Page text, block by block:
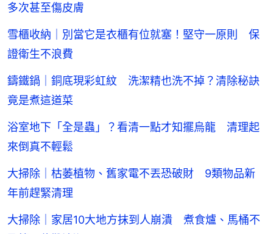
多次甚至傷皮膚
雪櫃收納｜別當它是衣櫃有位就塞！堅守一原則 保
證衛生不浪費
鑄鐵鍋｜銅底現彩虹紋 洗潔精也洗不掉？清除秘訣
竟是煮這道菜
浴室地下「全是蟲」？看清一點才知擺烏龍 清理起
來倒真不輕鬆
大掃除｜枯萎植物、舊家電不丟恐破財 9類物品新
年前趕緊清理
大掃除｜家居10大地方抹到人崩潰 煮食爐、馬桶不